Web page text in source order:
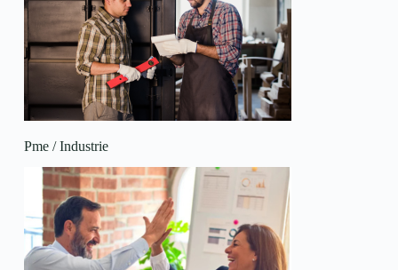
Pme / Industrie